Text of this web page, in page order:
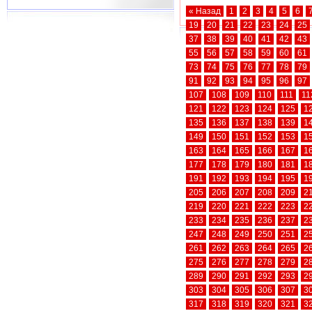
« Назад 1 2 3 4 5 6
19
20 21 22 23 24
25
37
38 39 40 41 42
43
55
56 57 58 59 60
61
73
74 75 76 77 78
79
91
92 93 94 95 96
97
107
108 109 110 111
121
122 123 124 125
135
136 137 138 139
149
150 151 152 153
163
164 165 166 167
177
178 179 180 181
191
192 193 194 195
205
206 207 208 209
219
220 221 222 223
233
234 235 236 237
247
248 249 250 251
261
262 263 264 265
275
276 277 278 279
289
290 291 292 293
303
304 305 306 307
317
318 319 320 321